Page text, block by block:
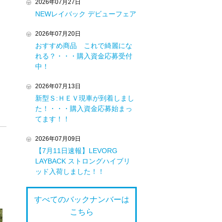
2026年07月27日
NEWレイバック デビューフェア
2026年07月20日
おすすめ商品 これで綺麗にな
れる？・・・購入資金応募受付
中！
2026年07月13日
新型Ｓ:ＨＥＶ現車が到着しまし
た！・・・購入資金応募始まっ
てます！！
2026年07月09日
【7月11日速報】LEVORG
LAYBACK ストロングハイブリ
ッド入荷しました！！
すべてのバックナンバーは
こちら